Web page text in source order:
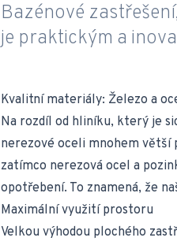
Bazénové
je praktickým a
Kvalitní materiály: Železo a
Na rozdíl od hliníku, který je
nerezové oceli mnohem větší
zatímco nerezová ocel a
opotřebení. To znamená, že
Maximální využití prostoru
Velkou výhodou plochého